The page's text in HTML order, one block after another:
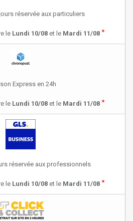
réservée aux particuliers
le Lundi 10/08et le Mardi 11/08 *
Express en 24h
le Lundi 10/08et le Mardi 11/08 *
réservée aux professionnels
le Lundi 10/08et le Mardi 11/08 *